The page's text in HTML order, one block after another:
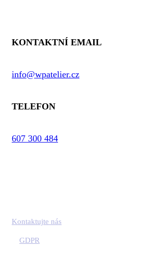
KONTAKTNÍ EMAIL
info@wpatelier.cz
TELEFON
607 300 484
Kontaktujte nás
GDPR